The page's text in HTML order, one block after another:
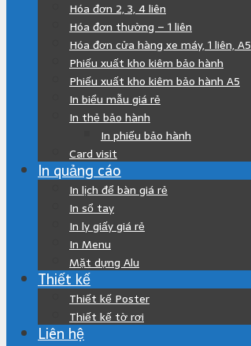
Hóa đơn 2, 3, 4 liên
Hóa đơn thường – 1 liên
Hóa đơn cửa hàng xe máy, 1 liên, A5
Phiếu xuất kho kiêm bảo hành
Phiếu xuất kho kiêm bảo hành A5
In biểu mẫu giá rẻ
In thẻ bảo hành
In phiếu bảo hành
Card visit
In quảng cáo
In lịch để bàn giá rẻ
In sổ tay
In ly giấy giá rẻ
In Menu
Mặt dựng Alu
Thiết kế
Thiết kế Poster
Thiết kế tờ rơi
Liên hệ